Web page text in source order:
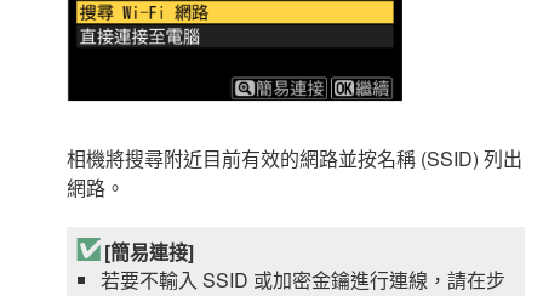
相機將搜尋附近目前有效的網路並按名稱 (SSID) 列出
網路。
[簡易連接]
若要不輸入 SSID 或加密金鑰進行連線，請在步